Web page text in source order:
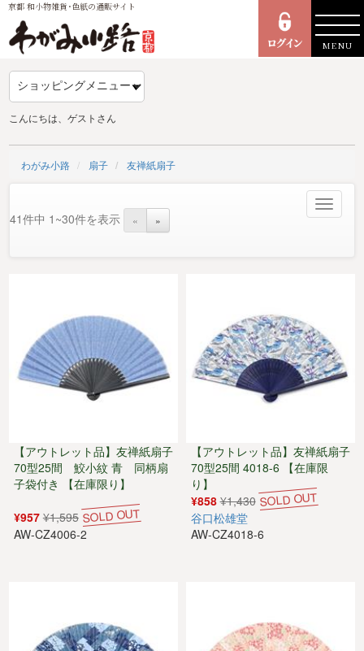
MENU
京都 和小物雑貨･色紙の通販サイト
こんにちは、ゲストさん
わがみ小路 扇子 友禅紙扇子
Toggle
41件中 1~30件を表示 « »
【アウトレット品】友禅紙扇子
70型25間 鮫小紋 青 同柄扇
子袋付き 【在庫限り】
¥957 ¥1,595
AW-CZ4006-2
【アウトレット品】友禅紙扇子
70型25間 4018-6 【在庫限
り】
¥858 ¥1,430
谷口松雄堂
AW-CZ4018-6